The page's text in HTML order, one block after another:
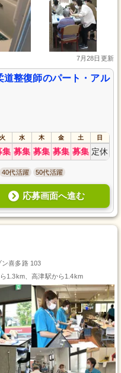
7月28日更新
整復師のパート・アル
火 水 木 金 土 日
集 募集 募集 募集 募集 定休
40代活躍 50代活躍
応募画面へ進む
喜多路 103
1.3km、高津駅から1.4km